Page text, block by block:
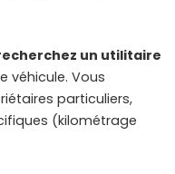
un utilitaire
véhicule. Vous
particuliers,
(kilométrage